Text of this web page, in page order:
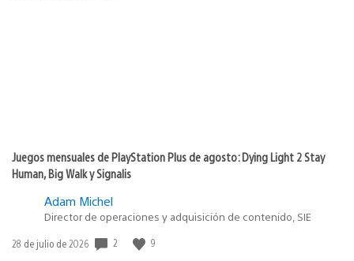
Juegos mensuales de PlayStation Plus de agosto: Dying Light 2 Stay
Human, Big Walk y Signalis
Adam Michel
Director de operaciones y adquisición de contenido, SIE
Fecha
28 de julio de 2026 2 9